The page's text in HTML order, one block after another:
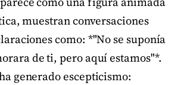
muestran conversaciones
como: *"No se suponía
de ti, pero aquí estamos"*.
generado escepticismo: